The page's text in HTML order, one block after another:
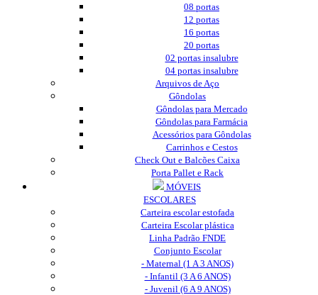
08 portas
12 portas
16 portas
20 portas
02 portas insalubre
04 portas insalubre
Arquivos de Aço
Gôndolas
Gôndolas para Mercado
Gôndolas para Farmácia
Acessórios para Gôndolas
Carrinhos e Cestos
Check Out e Balcões Caixa
Porta Pallet e Rack
MÓVEIS
ESCOLARES
Carteira escolar estofada
Carteira Escolar plástica
Linha Padrão FNDE
Conjunto Escolar
- Maternal (1 A 3 ANOS)
- Infantil (3 A 6 ANOS)
- Juvenil (6 A 9 ANOS)